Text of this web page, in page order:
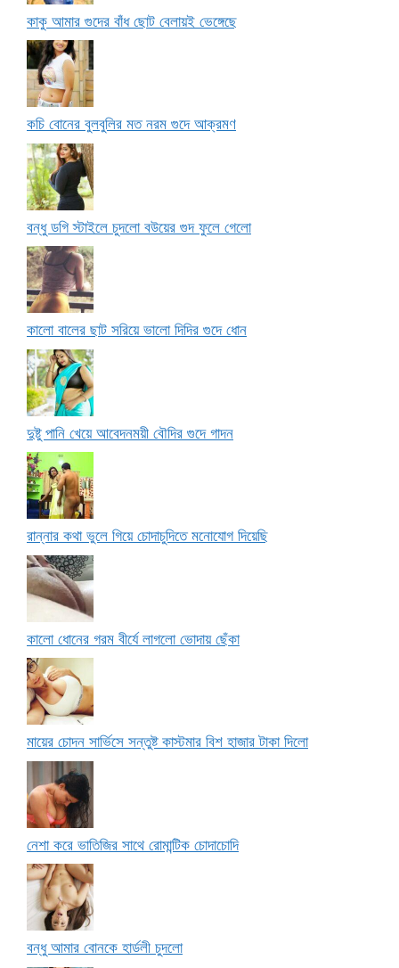
কাকু আমার গুদের বাঁধ ছোট বেলায়ই ভেঙ্গেছে
কচি বোনের বুলবুলির মত নরম গুদে আক্রমণ
বন্ধু ডগি স্টাইলে চুদলো বউয়ের গুদ ফুলে গেলো
কালো বালের ছাট সরিয়ে ভালো দিদির গুদে ধোন
দুষ্টু পানি খেয়ে আবেদনময়ী বৌদির গুদে গাদন
রান্নার কথা ভুলে গিয়ে চোদাচুদিতে মনোযোগ দিয়েছি
কালো ধোনের গরম বীর্যে লাগলো ভোদায় ছেঁকা
মায়ের চোদন সার্ভিসে সন্তুষ্ট কাস্টমার বিশ হাজার টাকা দিলো
নেশা করে ভাতিজির সাথে রোমান্টিক চোদাচোদি
বন্ধু আমার বোনকে হার্ডলী চুদলো